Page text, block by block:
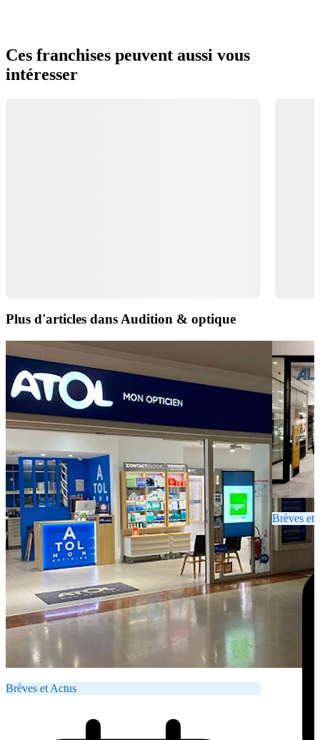
Ces franchises peuvent aussi vous
intéresser
Plus d'articles dans Audition & optique
Brèves et Actus
Brèves et